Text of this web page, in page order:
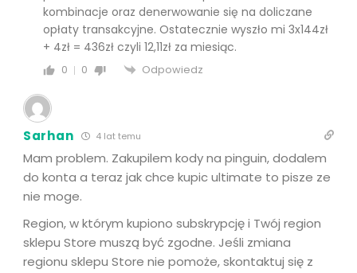
kombinacje oraz denerwowanie się na doliczane
opłaty transakcyjne. Ostatecznie wyszło mi 3x144zł
+ 4zł = 436zł czyli 12,11zł za miesiąc.
0 0 Odpowiedz
Sarhan 4 lat temu
Mam problem. Zakupilem kody na pinguin, dodalem
do konta a teraz jak chce kupic ultimate to pisze ze
nie moge.
Region, w którym kupiono subskrypcję i Twój region
sklepu Store muszą być zgodne. Jeśli zmiana
regionu sklepu Store nie pomoże, skontaktuj się z